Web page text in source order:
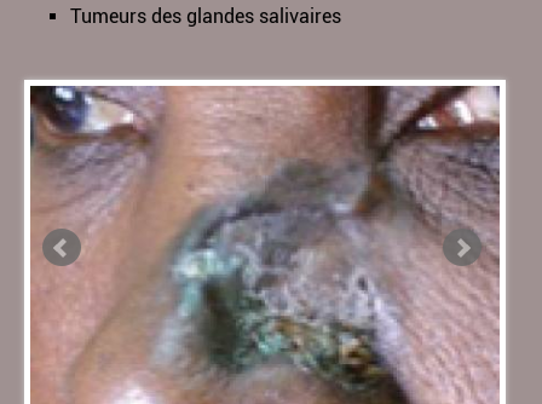
Tumeurs des glandes salivaires